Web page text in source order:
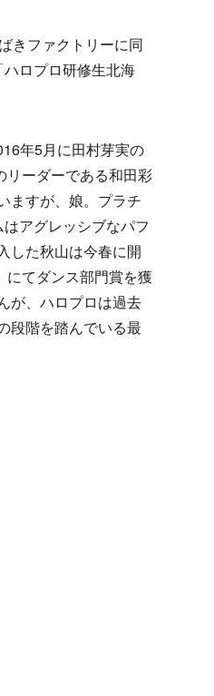
きファクトリーに同
ロプロ研修生北海
年5月に田村芽実の
リーダーである和田彩
ますが、娘。プラチ
アグレッシブなパフ
した秋山は今春に開
てダンス部門賞を獲
が、ハロプロは過去
段階を踏んでいる最